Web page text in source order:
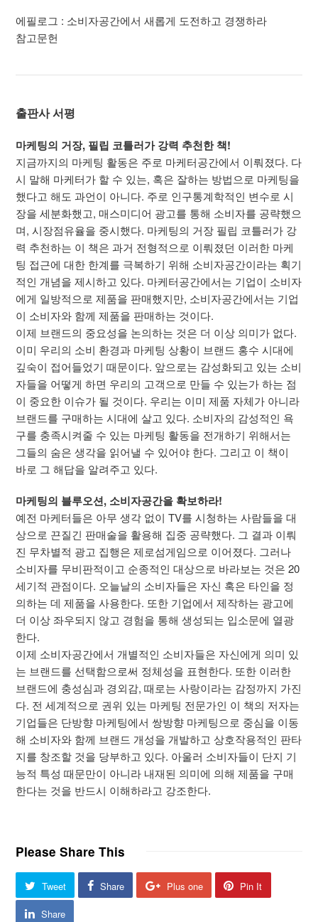
에필로그 : 소비자공간에서 새롭게 도전하고 경쟁하라
참고문헌
출판사 서평
마케팅의 거장, 필립 코틀러가 강력 추천한 책!
지금까지의 마케팅 활동은 주로 마케터공간에서 이뤄졌다. 다
시 말해 마케터가 할 수 있는, 혹은 잘하는 방법으로 마케팅을
했다고 해도 과언이 아니다. 주로 인구통계학적인 변수로 시
장을 세분화했고, 매스미디어 광고를 통해 소비자를 공략했으
며, 시장점유율을 중시했다. 마케팅의 거장 필립 코틀러가 강
력 추천하는 이 책은 과거 전형적으로 이뤄졌던 이러한 마케
팅 접근에 대한 한계를 극복하기 위해 소비자공간이라는 획기
적인 개념을 제시하고 있다. 마케터공간에서는 기업이 소비자
에게 일방적으로 제품을 판매했지만, 소비자공간에서는 기업
이 소비자와 함께 제품을 판매하는 것이다.
이제 브랜드의 중요성을 논의하는 것은 더 이상 의미가 없다.
이미 우리의 소비 환경과 마케팅 상황이 브랜드 홍수 시대에
깊숙이 접어들었기 때문이다. 앞으로는 감성화되고 있는 소비
자들을 어떻게 하면 우리의 고객으로 만들 수 있는가 하는 점
이 중요한 이슈가 될 것이다. 우리는 이미 제품 자체가 아니라
브랜드를 구매하는 시대에 살고 있다. 소비자의 감성적인 욕
구를 충족시켜줄 수 있는 마케팅 활동을 전개하기 위해서는
그들의 숨은 생각을 읽어낼 수 있어야 한다. 그리고 이 책이
바로 그 해답을 알려주고 있다.
마케팅의 블루오션, 소비자공간을 확보하라!
예전 마케터들은 아무 생각 없이 TV를 시청하는 사람들을 대
상으로 끈질긴 판매술을 활용해 집중 공략했다. 그 결과 이뤄
진 무차별적 광고 집행은 제로섬게임으로 이어졌다. 그러나
소비자를 무비판적이고 순종적인 대상으로 바라보는 것은 20
세기적 관점이다. 오늘날의 소비자들은 자신 혹은 타인을 정
의하는 데 제품을 사용한다. 또한 기업에서 제작하는 광고에
더 이상 좌우되지 않고 경험을 통해 생성되는 입소문에 열광
한다.
이제 소비자공간에서 개별적인 소비자들은 자신에게 의미 있
는 브랜드를 선택함으로써 정체성을 표현한다. 또한 이러한
브랜드에 충성심과 경외감, 때로는 사랑이라는 감정까지 가진
다. 전 세계적으로 권위 있는 마케팅 전문가인 이 책의 저자는
기업들은 단방향 마케팅에서 쌍방향 마케팅으로 중심을 이동
해 소비자와 함께 브랜드 개성을 개발하고 상호작용적인 판타
지를 창조할 것을 당부하고 있다. 아울러 소비자들이 단지 기
능적 특성 때문만이 아니라 내재된 의미에 의해 제품을 구매
한다는 것을 반드시 이해하라고 강조한다.
Please Share This
Tweet Share Plus one Pin It
Share